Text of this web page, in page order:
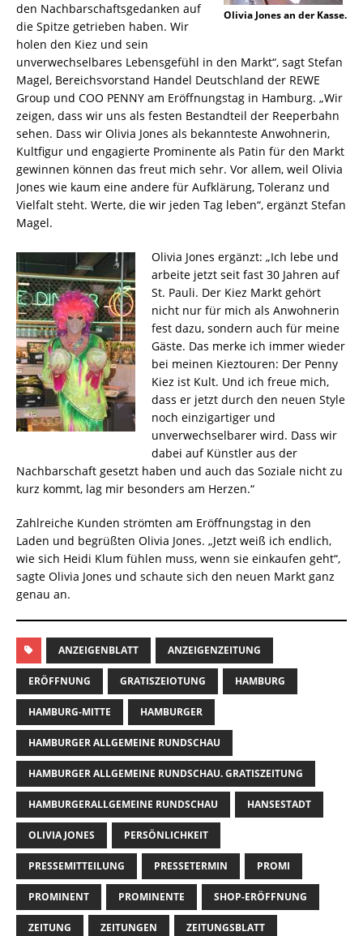
Olivia Jones an der Kasse.
den Nachbarschaftsgedanken auf
die Spitze getrieben haben. Wir
holen den Kiez und sein
unverwechselbares Lebensgefühl in den Markt“, sagt Stefan
Magel, Bereichsvorstand Handel Deutschland der REWE
Group und COO PENNY am Eröffnungstag in Hamburg. „Wir
zeigen, dass wir uns als festen Bestandteil der Reeperbahn
sehen. Dass wir Olivia Jones als bekannteste Anwohnerin,
Kultfigur und engagierte Prominente als Patin für den Markt
gewinnen können das freut mich sehr. Vor allem, weil Olivia
Jones wie kaum eine andere für Aufklärung, Toleranz und
Vielfalt steht. Werte, die wir jeden Tag leben“, ergänzt Stefan
Magel.
Olivia Jones ergänzt: „Ich lebe und
arbeite jetzt seit fast 30 Jahren auf
St. Pauli. Der Kiez Markt gehört
nicht nur für mich als Anwohnerin
fest dazu, sondern auch für meine
Gäste. Das merke ich immer wieder
bei meinen Kieztouren: Der Penny
Kiez ist Kult. Und ich freue mich,
dass er jetzt durch den neuen Style
noch einzigartiger und
unverwechselbarer wird. Dass wir
dabei auf Künstler aus der
Nachbarschaft gesetzt haben und auch das Soziale nicht zu
kurz kommt, lag mir besonders am Herzen.“
Zahlreiche Kunden strömten am Eröffnungstag in den
Laden und begrüßten Olivia Jones. „Jetzt weiß ich endlich,
wie sich Heidi Klum fühlen muss, wenn sie einkaufen geht“,
sagte Olivia Jones und schaute sich den neuen Markt ganz
genau an.
ANZEIGENBLATT ANZEIGENZEITUNG
ERÖFFNUNG GRATISZEIOTUNG HAMBURG
HAMBURG-MITTE HAMBURGER
HAMBURGER ALLGEMEINE RUNDSCHAU
HAMBURGER ALLGEMEINE RUNDSCHAU. GRATISZEITUNG
HAMBURGERALLGEMEINE RUNDSCHAU HANSESTADT
OLIVIA JONES PERSÖNLICHKEIT
PRESSEMITTEILUNG PRESSETERMIN PROMI
PROMINENT PROMINENTE SHOP-ERÖFFNUNG
ZEITUNG ZEITUNGEN ZEITUNGSBLATT